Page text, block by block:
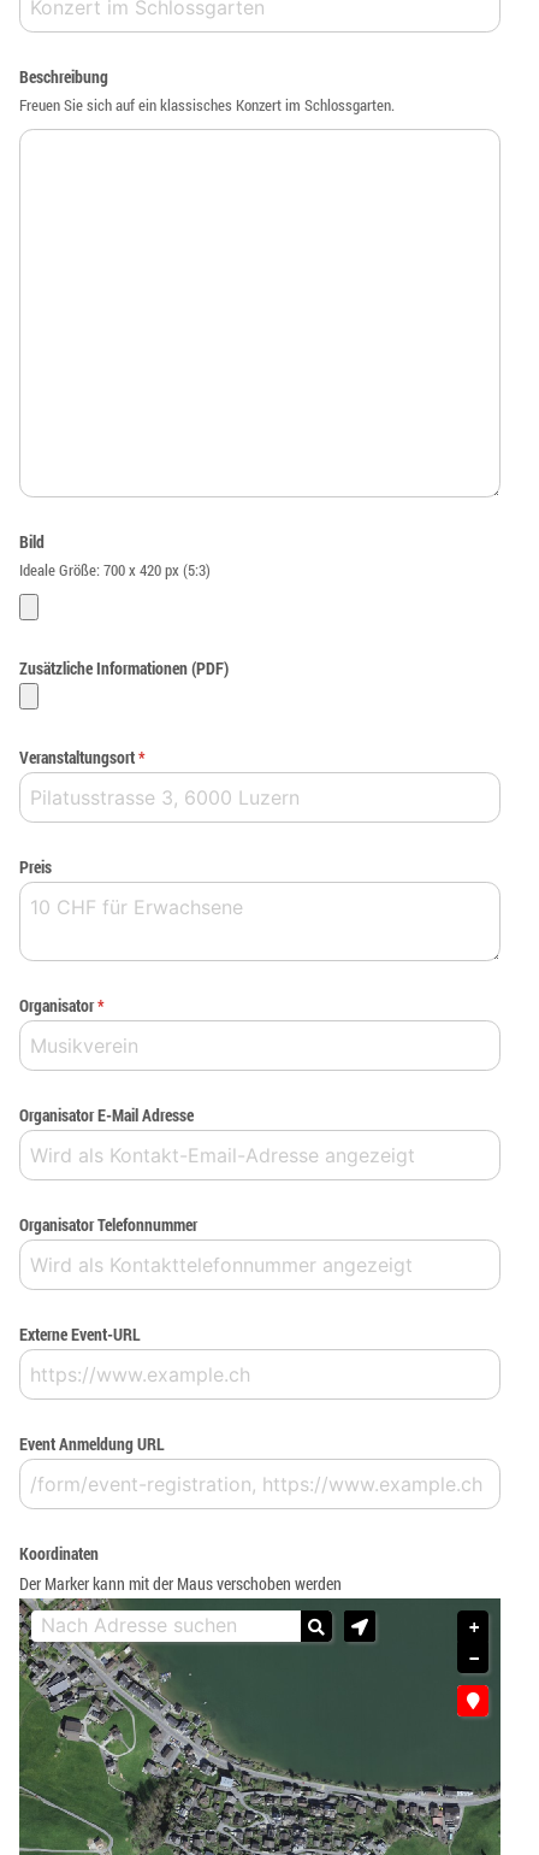
Beschreibung
Freuen Sie sich auf ein klassisches Konzert im Schlossgarten.
Bild
Ideale Größe: 700 x 420 px (5:3)
Zusätzliche Informationen (PDF)
Veranstaltungsort*
Preis
Organisator*
Organisator E-Mail Adresse
Organisator Telefonnummer
Externe Event-URL
Event Anmeldung URL
Koordinaten
Der Marker kann mit der Maus verschoben werden
+
−